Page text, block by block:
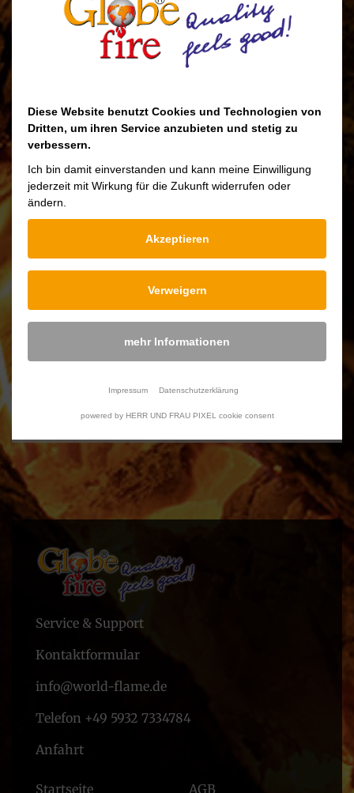
Pour fair la cuisine d’une manière saine et
durable, regardez le téléchargement ci-
dessous.
Downloads
Pflege Gusseisernen Kochgeschirr
12 x 20 x 10 cm / 12 x 30 x 10 cm
Service & Support
Kontaktformular
info@world-flame.de
Telefon +49 5932 7334784
Anfahrt
Startseite AGB
Diese Website benutzt Cookies und Technologien von
Dritten, um ihren Service anzubieten und stetig zu
verbessern.
Ich bin damit einverstanden und kann meine Einwilligung
jederzeit mit Wirkung für die Zukunft widerrufen oder
ändern.
Akzeptieren
Verweigern
mehr Informationen
Impressum Datenschutzerklärung
powered by HERR UND FRAU PIXEL cookie consent